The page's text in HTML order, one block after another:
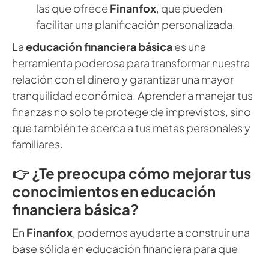
las que ofrece Finanfox, que pueden
facilitar una planificación personalizada.
Laeducación financiera básicaes una
herramienta poderosa para transformar nuestra
relación con el dinero y garantizar una mayor
tranquilidad económica. Aprender a manejar tus
finanzas no solo te protege de imprevistos, sino
que también te acerca a tus metas personales y
familiares.
👉 ¿Te preocupa cómo mejorar tus
conocimientos en educación
financiera básica?
En Finanfox, podemos ayudarte a construir una
base sólida en educación financiera para que